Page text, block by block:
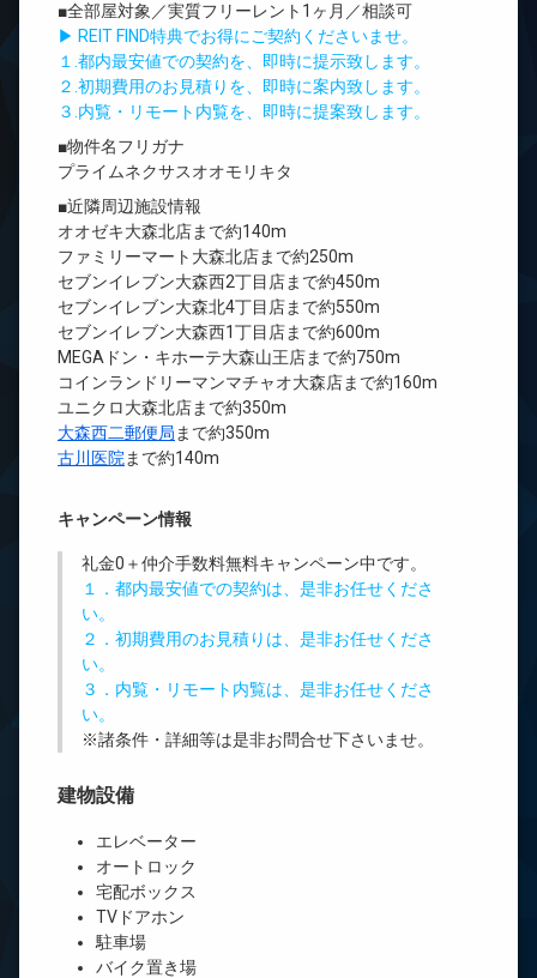
■全部屋対象／実質フリーレント1ヶ月／相談可
▶ REIT FIND特典でお得にご契約くださいませ。
１.都内最安値での契約を、即時に提示致します。
２.初期費用のお見積りを、即時に案内致します。
３.内覧・リモート内覧を、即時に提案致します。
■物件名フリガナ
プライムネクサスオオモリキタ
■近隣周辺施設情報
オオゼキ大森北店まで約140m
ファミリーマート大森北店まで約250m
セブンイレブン大森西2丁目店まで約450m
セブンイレブン大森北4丁目店まで約550m
セブンイレブン大森西1丁目店まで約600m
MEGAドン・キホーテ大森山王店まで約750m
コインランドリーマンマチャオ大森店まで約160m
ユニクロ大森北店まで約350m
大森西二郵便局 まで約350m
古川医院 まで約140m
キャンペーン情報
礼金0 ＋仲介手数料無料キャンペーン中です。
１．都内最安値での契約は、是非お任せくださ
い。
２．初期費用のお見積りは、是非お任せくださ
い。
３．内覧・リモート内覧は、是非お任せくださ
い。
※諸条件・詳細等は是非お問合せ下さいませ。
建物設備
エレベーター
オートロック
宅配ボックス
TVドアホン
駐車場
バイク置き場